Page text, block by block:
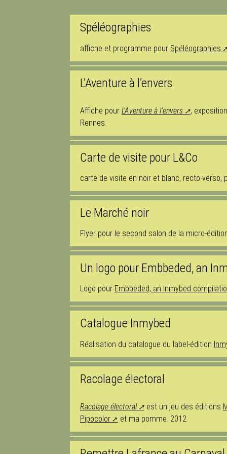
Spéléographies
affiche et programme pour Spéléographies
L’Aventure à l’envers
Affiche pour L’Aventure à l’envers
,
Rennes.
Carte de visite pour L&Co
carte de visite en noir et blanc, recto-verso,
Le Marché noir
Flyer pour le second salon de la micro-
Un logo pour Embbeded, an
Logo pour Embbeded, an Inmybed
Catalogue Inmybed
Réalisation du catalogue du label-édition
Racolage électoral
Racolage électoral est un jeu des éditions
Pipocolor
et ma pomme. 2012.